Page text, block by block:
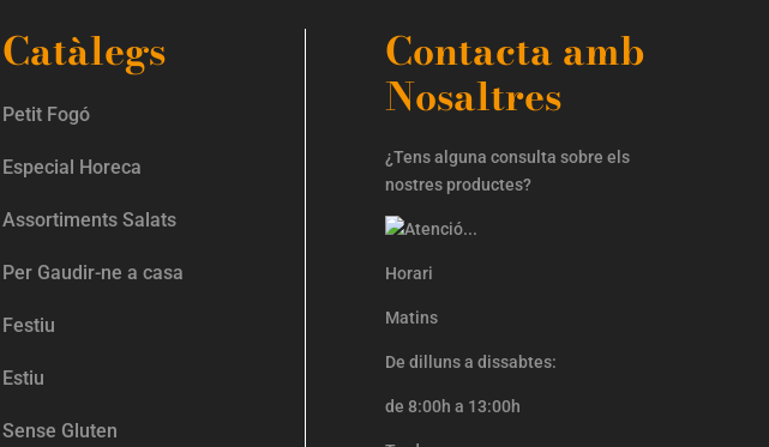
Catàlegs
Petit Fogó
Especial Horeca
Assortiments Salats
Per Gaudir-ne a casa
Festiu
Estiu
Sense Gluten
Contacta amb
Nosaltres
¿Tens alguna consulta sobre els
nostres productes?
Horari
Matins
De dilluns a dissabtes:
de 8:00h a 13:00h